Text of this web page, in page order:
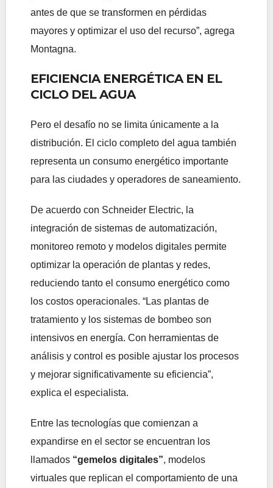
antes de que se transformen en pérdidas
mayores y optimizar el uso del recurso”, agrega
Montagna.
EFICIENCIA ENERGÉTICA EN EL
CICLO DEL AGUA
Pero el desafío no se limita únicamente a la
distribución. El ciclo completo del agua también
representa un consumo energético importante
para las ciudades y operadores de saneamiento.
De acuerdo con Schneider Electric, la
integración de sistemas de automatización,
monitoreo remoto y modelos digitales permite
optimizar la operación de plantas y redes,
reduciendo tanto el consumo energético como
los costos operacionales. “Las plantas de
tratamiento y los sistemas de bombeo son
intensivos en energía. Con herramientas de
análisis y control es posible ajustar los procesos
y mejorar significativamente su eficiencia”,
explica el especialista.
Entre las tecnologías que comienzan a
expandirse en el sector se encuentran los
llamados “gemelos digitales”, modelos
virtuales que replican el comportamiento de una